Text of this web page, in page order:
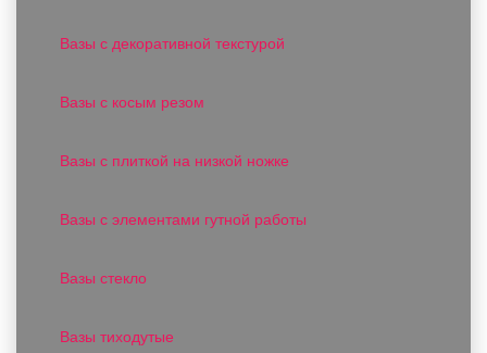
Вазы с декоративной текстурой
Вазы с косым резом
Вазы с плиткой на низкой ножке
Вазы с элементами гутной работы
Вазы стекло
Вазы тиходутые